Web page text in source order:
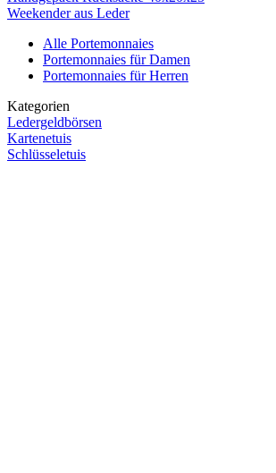
Weekender aus Leder
Alle Portemonnaies
Portemonnaies für Damen
Portemonnaies für Herren
Kategorien
Ledergeldbörsen
Kartenetuis
Schlüsseletuis